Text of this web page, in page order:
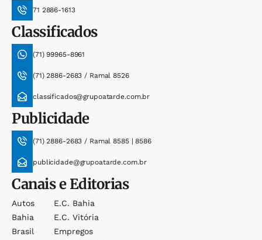
71 2886-1613
Classificados
(71) 99965-8961
(71) 2886-2683 / Ramal 8526
classificados@grupoatarde.com.br
Publicidade
(71) 2886-2683 / Ramal 8585 | 8586
publicidade@grupoatarde.com.br
Canais e Editorias
Autos
Bahia
Brasil
E.c. Bahia
E.c. Vitória
Empregos